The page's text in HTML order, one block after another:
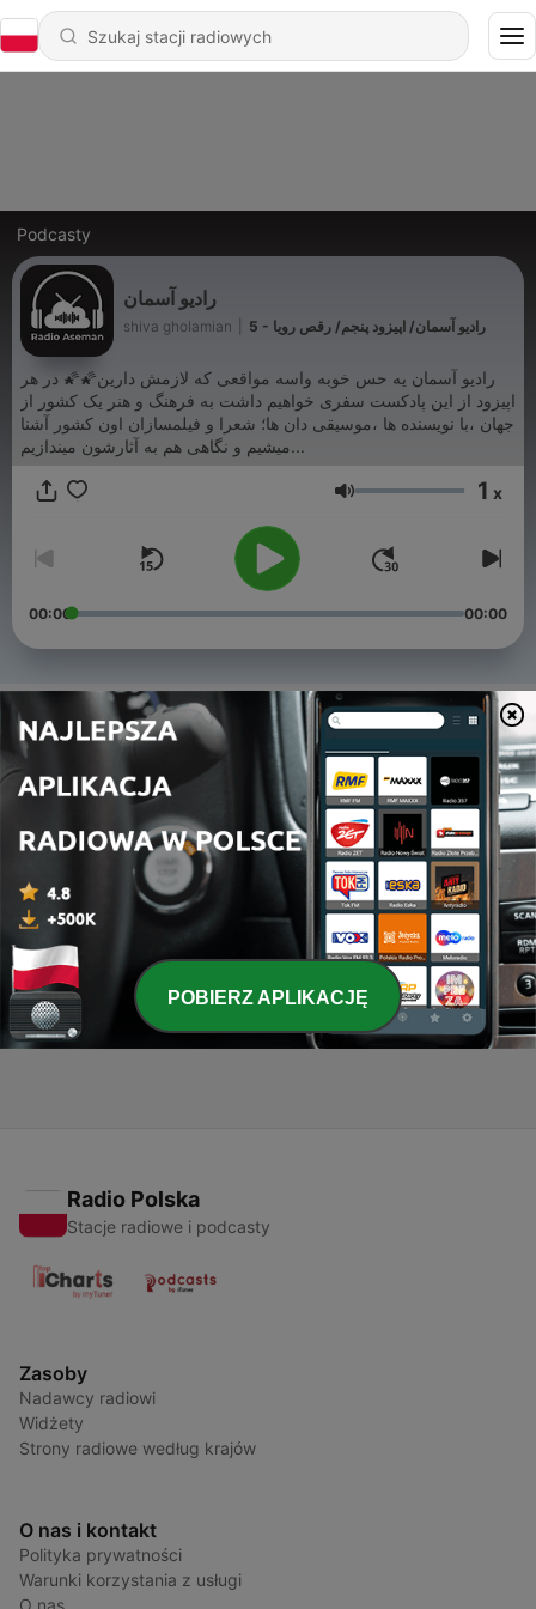
Podcasty
رادیو آسمان
shiva gholamian 5 - رادیو آسمان/ اپیزود پنجم/ رقص رویا
رادیو آسمان یه حس خوبه واسه مواقعی که لازمش دارین🌠🌠 در هر
اپیزود از این پادکست سفری خواهیم داشت به فرهنگ و هنر یک کشور از
جهان ،با نویسنده ها ،موسیقی دان ها؛ شعرا و فیلمسازان اون کشور آشنا
میشیم و نگاهی هم به آثارشون میندازیم...
Głośność 1 x
00:00 00:00
5 رادیو آسمان/ اپیزود پنجم/ رقص رویا
13 maj 2022
4 - رادیو آسمان/ اپیزود چهارم/ با طعم پاییز
3 - رادیو آسمان/اپیزود سوم/ دشت گریان/ سفری به فرهنگ و هنر
30 lip 2021
1 - روح سرگردان و افسرده یک بن سای
13 kwi 2021
Radio Polska
Stacje radiowe i podcasty
Zasoby
Nadawcy radiowi
Widżety
Strony radiowe według krajów
O nas i kontakt
Polityka prywatności
Warunki korzystania z usługi
POBIERZ APLIKACJĘ